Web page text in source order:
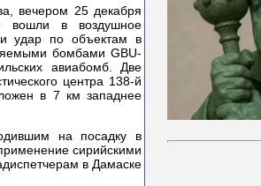
вечером 25 декабря
вошли в воздушное
удар по объектам в
бомбами GBU-
авиабомб. Две
центра 138-й
в 7 км западнее
на посадку в
сирийскими
в Дамаске